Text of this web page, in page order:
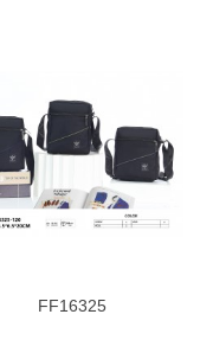
FF16325